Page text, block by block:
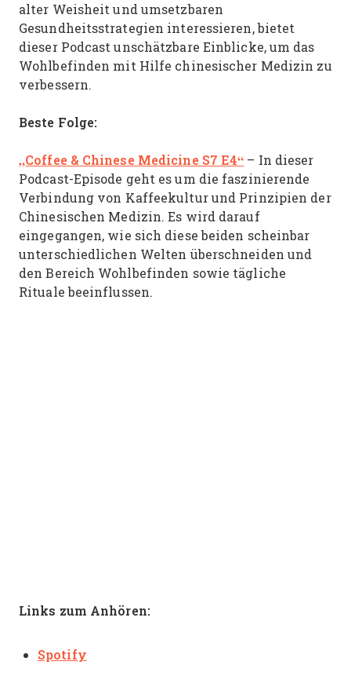
alter Weisheit und umsetzbaren
Gesundheitsstrategien interessieren, bietet
dieser Podcast unschätzbare Einblicke, um das
Wohlbefinden mit Hilfe chinesischer Medizin zu
verbessern.
Beste Folge:
„Coffee & Chinese Medicine S7 E4“ – In dieser
Podcast-Episode geht es um die faszinierende
Verbindung von Kaffeekultur und Prinzipien der
Chinesischen Medizin. Es wird darauf
eingegangen, wie sich diese beiden scheinbar
unterschiedlichen Welten überschneiden und
den Bereich Wohlbefinden sowie tägliche
Rituale beeinflussen.
Links zum Anhören:
Spotify